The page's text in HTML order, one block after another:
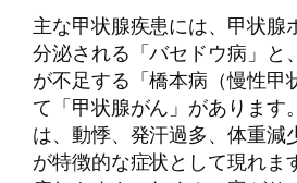
主な甲状腺疾患には、甲状腺
分泌される「バセドウ病」と
が不足する「橋本病（慢性甲
て「甲状腺がん」があります
は、動悸、発汗過多、体重減
が特徴的な症状として現れま